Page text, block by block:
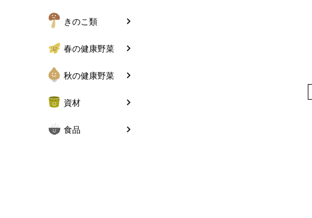
きのこ類
春の健康野菜
秋の健康野菜
資材
食品